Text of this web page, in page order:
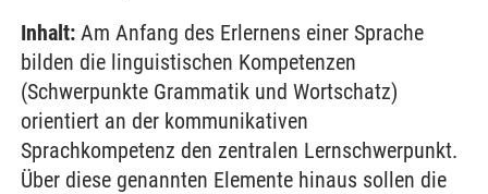
Inhalt: Am Anfang des Erlernens einer Sprache
bilden die linguistischen Kompetenzen
(Schwerpunkte Grammatik und Wortschatz)
orientiert an der kommunikativen
Sprachkompetenz den zentralen Lernschwerpunkt.
Über diese genannten Elemente hinaus sollen die